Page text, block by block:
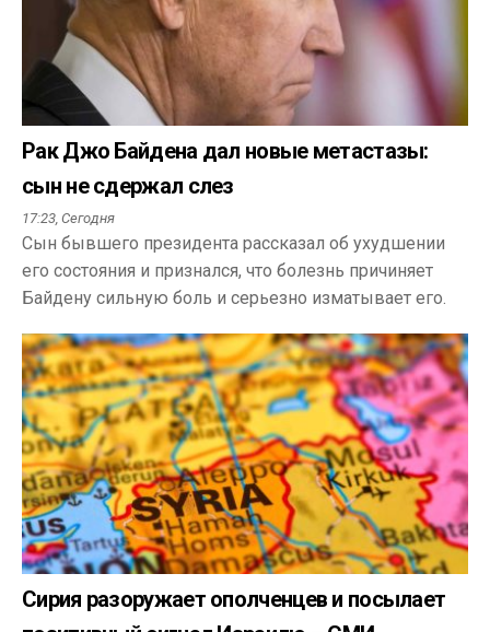
Рак Джо Байдена дал новые метастазы:
сын не сдержал слез
17:23, Сегодня
Сын бывшего президента рассказал об ухудшении
его состояния и признался, что болезнь причиняет
Байдену сильную боль и серьезно изматывает его.
Сирия разоружает ополченцев и посылает